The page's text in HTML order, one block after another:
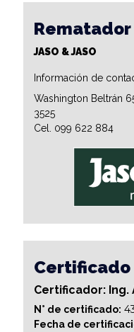
Rematador
JASO & JASO
Información de
Washington Beltrán
3525
Cel. 099 622 884
Certificado
Certificador: Ing.
N° de certificado:
Fecha de